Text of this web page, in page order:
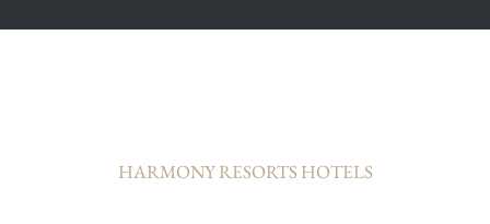
HARMONY RESORTS HOTELS